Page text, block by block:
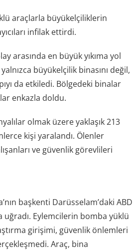
araçlarla büyükelçiliklerin
infilak ettirdi.
arasında en büyük yıkıma yol
büyükelçilik binasını değil,
da etkiledi. Bölgedeki binalar
enkazla doldu.
olmak üzere yaklaşık 213
kişi yaralandı. Ölenler
ve güvenlik görevlileri
başkenti Darüsselam’daki ABD
uğradı. Eylemcilerin bomba yüklü
girişimi, güvenlik önlemleri
Araç, bina